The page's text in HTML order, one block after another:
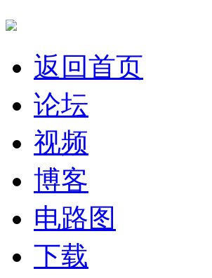
返回首页
论坛
视频
博客
电路图
下载